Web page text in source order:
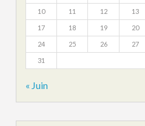
10 11 12 13
17 18 19 20
24 25 26 27
31
« Juin